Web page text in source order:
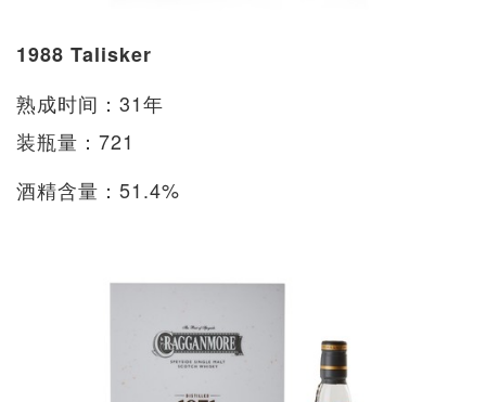
1988 Talisker
熟成时间：31年
装瓶量：721
酒精含量：51.4%